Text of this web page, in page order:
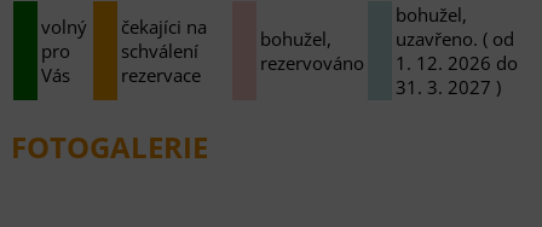
volný
pro
Vás
čekajíci na
schválení
rezervace
bohužel,
rezervováno
bohužel,
uzavřeno. ( od
1. 12. 2026 do
31. 3. 2027 )
FOTOGALERIE